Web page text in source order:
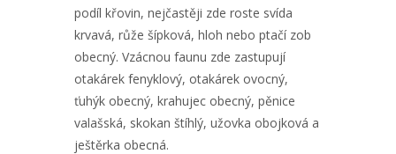
podíl křovin, nejčastěji zde roste svída
krvavá, růže šípková, hloh nebo ptačí zob
obecný. Vzácnou faunu zde zastupují
otakárek fenyklový, otakárek ovocný,
ťuhýk obecný, krahujec obecný, pěnice
valašská, skokan štíhlý, užovka obojková a
ještěrka obecná.